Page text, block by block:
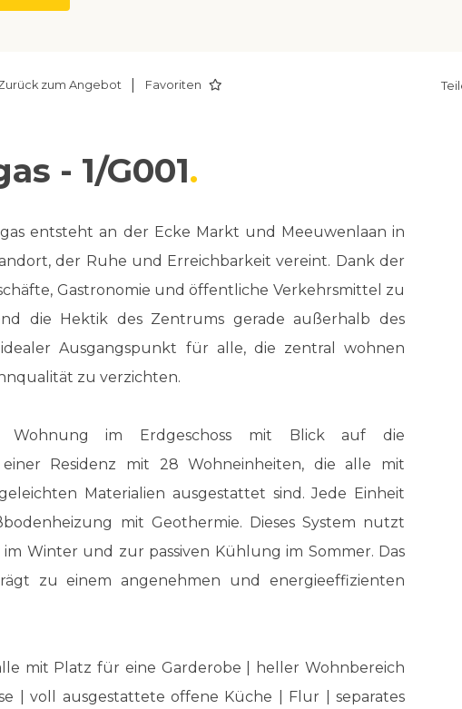
zum Angebot Favoriten
- 1/G001
entsteht an der Ecke Markt und Meeuwenlaan in
der Ruhe und Erreichbarkeit vereint. Dank der
Gastronomie und öffentliche Verkehrsmittel zu
die Hektik des Zentrums gerade außerhalb des
Ausgangspunkt für alle, die zentral wohnen
zu verzichten.
Wohnung im Erdgeschoss mit Blick auf die
Residenz mit 28 Wohneinheiten, die alle mit
Materialien ausgestattet sind. Jede Einheit
mit Geothermie. Dieses System nutzt
Winter und zur passiven Kühlung im Sommer. Das
zu einem angenehmen und energieeffizienten
mit Platz für eine Garderobe | heller Wohnbereich
| voll ausgestattete offene Küche | Flur | separates